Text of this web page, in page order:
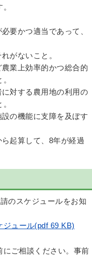
要かつ適当であって、
がないこと。
業上効率的かつ総合的
対する農用地の利用の
の機能に支障を及ぼす
起算して、8年が経過
のスケジュールをお知
ジュール(pdf 69 KB)
ご相談ください。事前